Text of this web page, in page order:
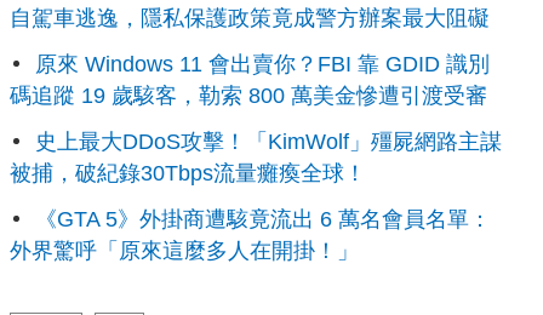
自駕車逃逸，隱私保護政策竟成警方辦案最大阻礙
原來 Windows 11 會出賣你？FBI 靠 GDID 識別
碼追蹤 19 歲駭客，勒索 800 萬美金慘遭引渡受審
史上最大DDoS攻擊！「KimWolf」殭屍網路主謀
被捕，破紀錄30Tbps流量癱瘓全球！
《GTA 5》外掛商遭駭竟流出 6 萬名會員名單：
外界驚呼「原來這麼多人在開掛！」